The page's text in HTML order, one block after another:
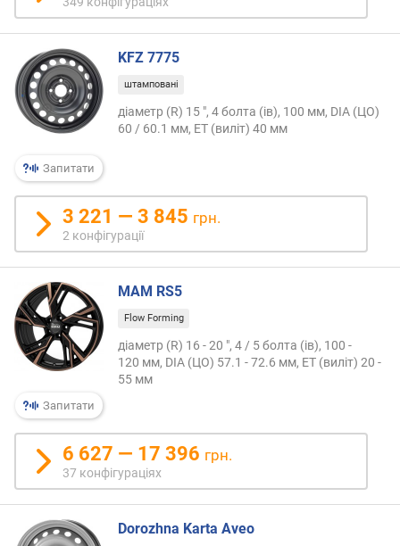
г
у
к
а
м
и
а
д
а
т
о
ю
о
д
а
в
а
н
я
з
і
л
Запитати
KFZ 7775
штамповані
діаметр (R) 15 ", 4 болта (ів), 100 мм, DIA (ЦО)
60 / 60.1 мм, ET (виліт) 40 мм
3 221 — 3 845 грн.
2 конфігурації
Запитати
MAM RS5
Flow Forming
діаметр (R) 16 - 20 ", 4 / 5 болта (ів), 100 -
120 мм, DIA (ЦО) 57.1 - 72.6 мм, ET (виліт) 20 -
55 мм
6 627 — 17 396 грн.
37 конфігураціях
Dorozhna Karta Aveo